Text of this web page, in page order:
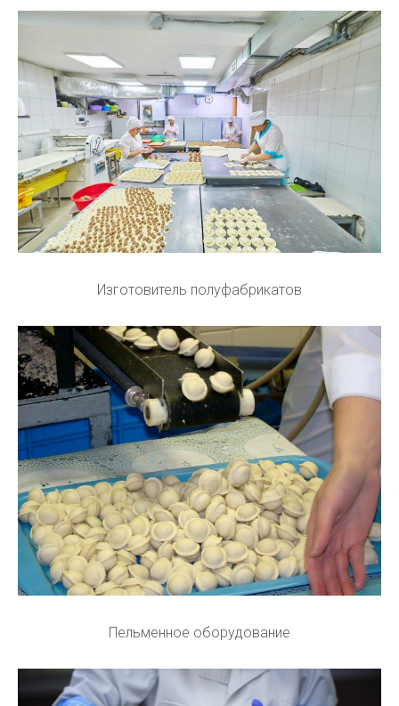
Изготовитель полуфабрикатов
Пельменное оборудование